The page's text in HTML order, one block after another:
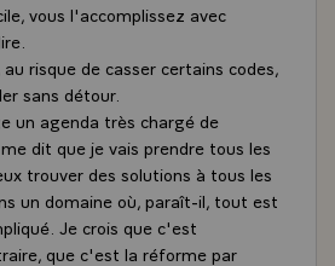
vous l'accomplissez avec
risque de casser certains codes,
sans détour.
un agenda très chargé de
dit que je vais prendre tous les
trouver des solutions à tous les
un domaine où, paraît-il, tout est
Je crois que c'est
que c'est la réforme par